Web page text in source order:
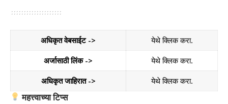
अधिकृत वेबसाईट -> येथे क्लिक करा.
अर्जासाठी लिंक -> येथे क्लिक करा.
अधिकृत जाहिरात -> येथे क्लिक करा.
महत्त्वाच्या टिप्स